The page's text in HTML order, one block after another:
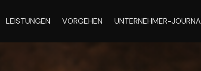
LEISTUNGEN VORGEHEN UNTERNEHMER-